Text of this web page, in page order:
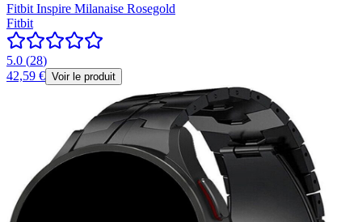
Fitbit Inspire Milanaise Rosegold
Fitbit
5.0 (28)
42,59 € Voir le produit